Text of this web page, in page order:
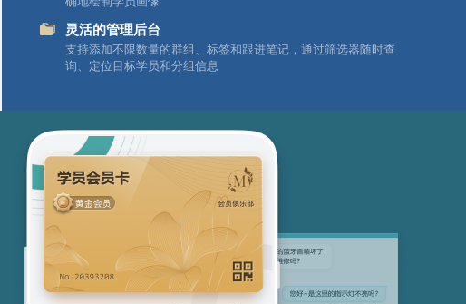
灵活的管理后台
支持添加不限数量的群组、标签和跟进笔记，通过筛选器随时查
询、定位目标学员和分组信息